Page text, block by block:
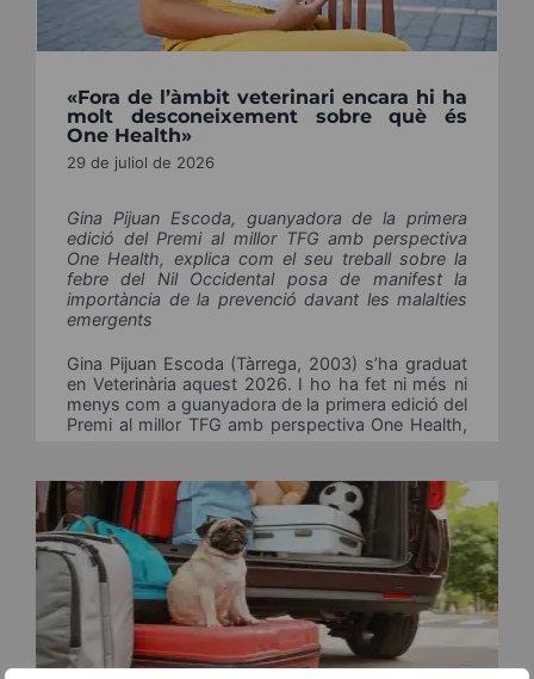
«Fora de l’àmbit veterinari encara hi ha
molt desconeixement sobre què és
One Health»
29 de juliol de 2026
Gina Pijuan Escoda, guanyadora de la primera
edició del Premi al millor TFG amb perspectiva
One Health, explica com el seu treball sobre la
febre del Nil Occidental posa de manifest la
importància de la prevenció davant les malalties
emergents
Gina Pijuan Escoda (Tàrrega, 2003) s’ha graduat
en Veterinària aquest 2026. I ho ha fet ni més ni
menys com a guanyadora de la primera edició del
Premi al millor TFG amb perspectiva One Health,